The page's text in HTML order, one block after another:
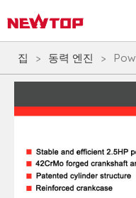
집 > 동력 엔진 >